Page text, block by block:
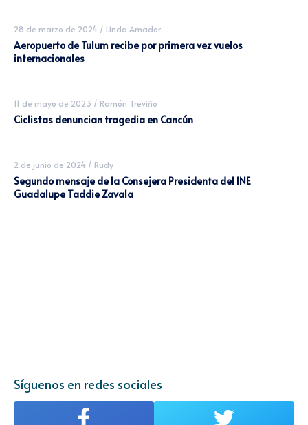
28 de marzo de 2024 / Linda Amador
Aeropuerto de Tulum recibe por primera vez vuelos
internacionales
11 de mayo de 2023 / Ramón Treviño
Ciclistas denuncian tragedia en Cancún
2 de junio de 2024 / Rudy
Segundo mensaje de la Consejera Presidenta del INE
Guadalupe Taddie Zavala
Síguenos en redes sociales